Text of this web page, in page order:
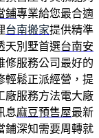
鋪專業給您最合適
台南搬家提供精準
天別墅首選台南安
修服務公司最好的
輕鬆正派經營，提
廠服務方法電大廠
息麻豆預售屋最新
鋪深知需要周轉就